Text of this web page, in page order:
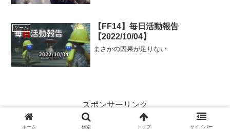
ゲーム
【FF14】毎日活動報告
【2022/10/04】
まさかの因果が足りない
スポンサーリンク
ホーム 検索 トップ サイドバー